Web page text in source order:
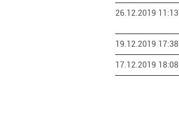
26.12.2019 11:13
19.12.2019 17:38
17.12.2019 18:08